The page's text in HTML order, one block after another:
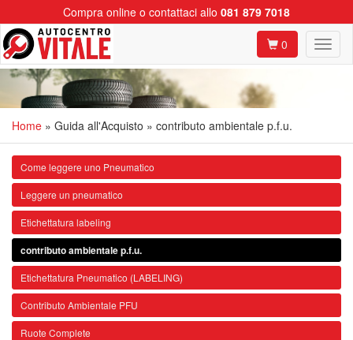
Compra online o contattaci allo 081 879 7018
0
Home » Guida all'Acquisto » contributo ambientale p.f.u.
Come leggere uno Pneumatico
Leggere un pneumatico
Etichettatura labeling
contributo ambientale p.f.u.
Etichettatura Pneumatico (LABELING)
Contributo Ambientale PFU
Ruote Complete